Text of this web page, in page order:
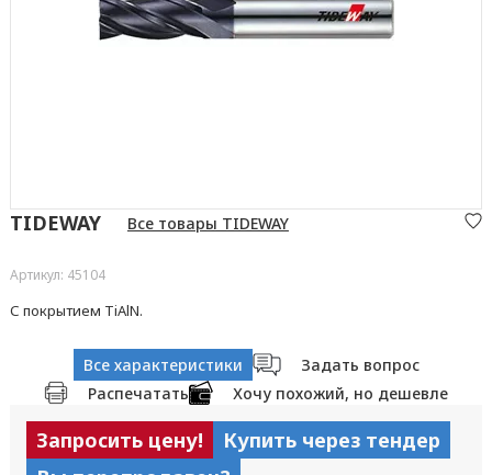
TIDEWAY Все товары TIDEWAY
Артикул: 45104
С покрытием TiAlN.
Все характеристики
Задать вопрос
Распечатать
Хочу похожий, но дешевле
Запросить цену!
Купить через тендер